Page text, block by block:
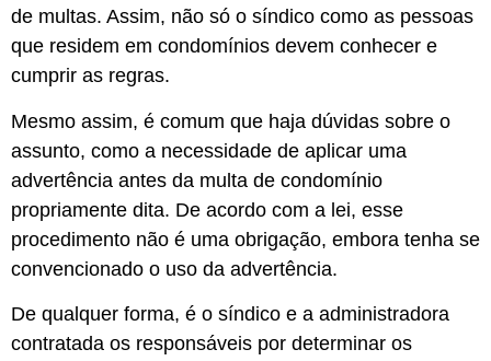
de multas. Assim, não só o síndico como as pessoas
que residem em condomínios devem conhecer e
cumprir as regras.
Mesmo assim, é comum que haja dúvidas sobre o
assunto, como a necessidade de aplicar uma
advertência antes da multa de condomínio
propriamente dita. De acordo com a lei, esse
procedimento não é uma obrigação, embora tenha se
convencionado o uso da advertência.
De qualquer forma, é o síndico e a administradora
contratada os responsáveis por determinar os